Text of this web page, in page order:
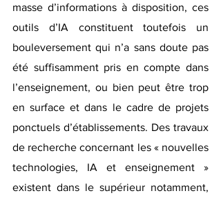
masse d’informations à disposition, ces
outils d’IA constituent toutefois un
bouleversement qui n’a sans doute pas
été suffisamment pris en compte dans
l’enseignement, ou bien peut être trop
en surface et dans le cadre de projets
ponctuels d’établissements. Des travaux
de recherche concernant les « nouvelles
technologies, IA et enseignement »
existent dans le supérieur notamment,